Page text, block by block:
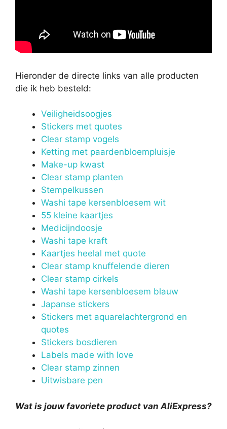
Hieronder de directe links van alle producten
die ik heb besteld:
Veiligheidsoogjes
Stickers met quotes
Clear stamp vogels
Ketting met paardenbloempluisje
Make-up kwast
Clear stamp planten
Stempelkussen
Washi tape kersenbloesem wit
55 kleine kaartjes
Medicijndoosje
Washi tape kraft
Kaartjes heelal met quote
Clear stamp knuffelende dieren
Clear stamp cirkels
Washi tape kersenbloesem blauw
Japanse stickers
Stickers met aquarelachtergrond en
quotes
Stickers bosdieren
Labels made with love
Clear stamp zinnen
Uitwisbare pen
Wat is jouw favoriete product van AliExpress?